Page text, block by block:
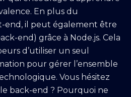
En plus du
il peut également être
end) grâce à Node.js. Cela
d’utiliser un seul
pour gérer l’ensemble
Vous hésitez
back-end ? Pourquoi ne